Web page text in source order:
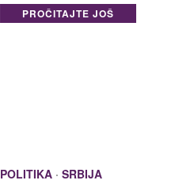
PROČITAJTE JOŠ
POLITIKA · SRBIJA